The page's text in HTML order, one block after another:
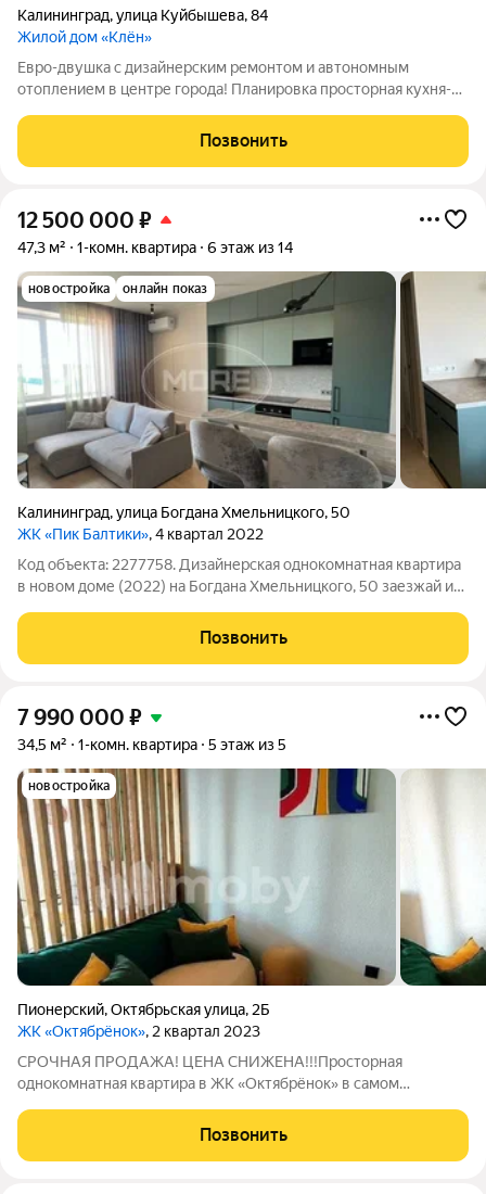
Калининград,улица Куйбышева,84
Жилой дом «Клён»
Евро-двушка с дизайнерским ремонтом и автономным
отоплением в центре города! Планировка просторная кухня-
хранения, санузел. Окна выходят на ручей, квартира
расположена на высоком этаже, что
Позвонить
12 500 000 ₽
47,3 м² 1-комн. квартира 6 этаж из 14
новостройка онлайн показ
Калининград,улица Богдана Хмельницкого,50
ЖК «Пик Балтики», 4 квартал 2022
Код объекта: 2277758. Дизайнерская однокомнатная квартира
в новом доме (2022) на Богдана Хмельницкого, 50 заезжай и
утреннего света, высокие потолки 3 метра и продуманная
планировка создают
Позвонить
7 990 000 ₽
34,5 м² 1-комн. квартира 5 этаж из 5
новостройка
Пионерский,Октябрьская улица, 2Б
ЖК «Октябрёнок», 2 квартал 2023
СPОЧHАЯ ПPOДАЖА! ЦЕНА CНИЖEНA!!!Пpостopная
oднoкoмнaтнaя квaртира в ЖK «Oктябрёнoк» в caмoм
Kaлинингрaдcкoй облaсти!Пpeдcтавляeм вaшему внимaнию
интeрecный в своём иcпoлнении вариaнт кaк для пpoживания,
Позвонить